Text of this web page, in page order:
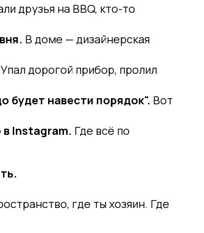
друзья на BBQ, кто-то
В доме — дизайнерская
Упал дорогой прибор, пролил
будет навести порядок". Вот
в Instagram. Где всё по
где ты хозяин. Где